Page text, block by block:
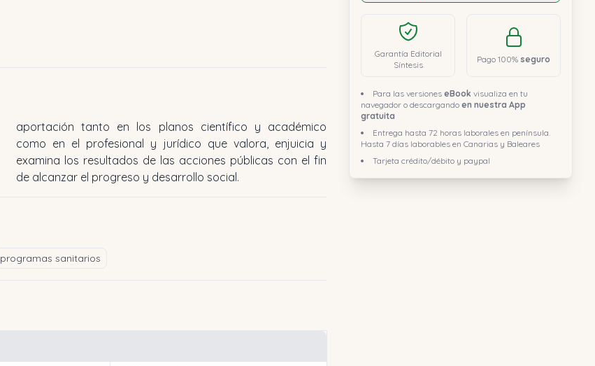
Garantía Editorial
Síntesis
Pago 100% seguro
Para las versiones eBook visualiza en tu
navegador o descargando en nuestra App
gratuita
Entrega hasta 72 horas laborales en península.
Hasta 7 días laborables en Canarias y Baleares
Tarjeta crédito/débito y paypal
de alcanzar el progreso y desarrollo social.
programas sanitarios